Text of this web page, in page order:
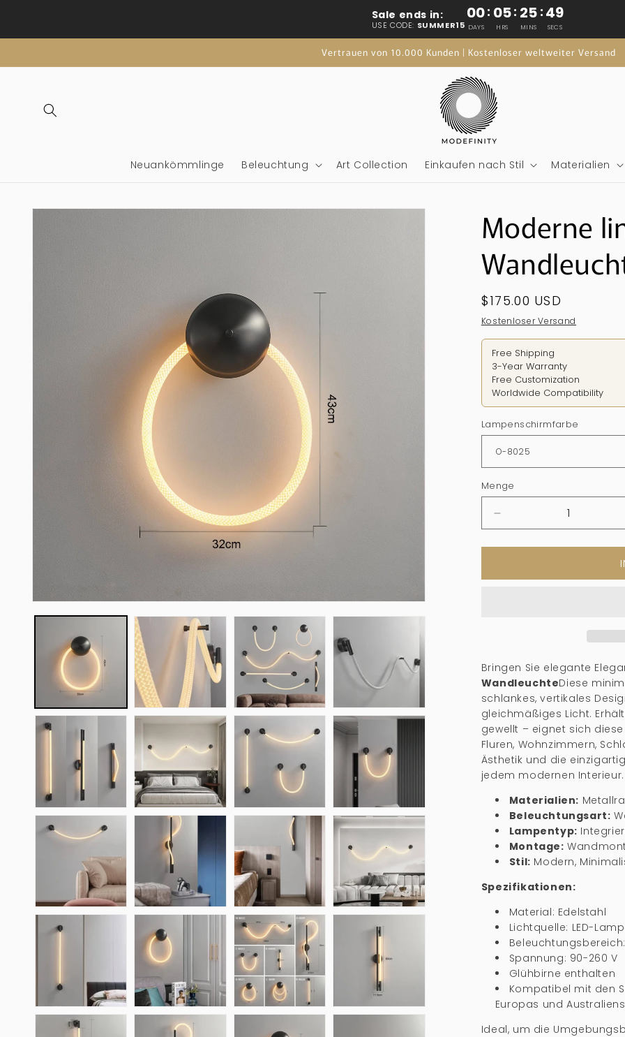
Sale ends in:
USE CODE: SUMMER15
00
DAYS
: 05
HRS
: 25
MINS
: 47
SECS
Vertrauen von 10.000 Kunden | Kostenloser weltweiter Versand
Neuankömmlinge Beleuchtung Art Collection Einkaufen nach Stil Materialien
Medien
Moderne
Regulärer
Preis
$175.00 USD
Kostenloser Versand
Free Shipping
3-Year Warranty
Free Customization
Worldwide Compatibility
Lampenschirmfarbe
Menge
verringern
für
lineare
Bringen Sie elegante
WandleuchteDiese
schlankes, vertikales
gleichmäßiges Licht.
gewellt – eignet sich
Fluren, Wohnzimmern,
Ästhetik und die
jedem modernen Interieur.
Materialien:
Beleuchtungsart:
Lampentyp:
Montage:
Stil: Modern,
Spezifikationen:
Material: Edelstahl
Lichtquelle: LED-
Spannung: 90-260 V
Glühbirne enthalten
Kompatibel mit den
Europas und Australiens
Ideal, um die